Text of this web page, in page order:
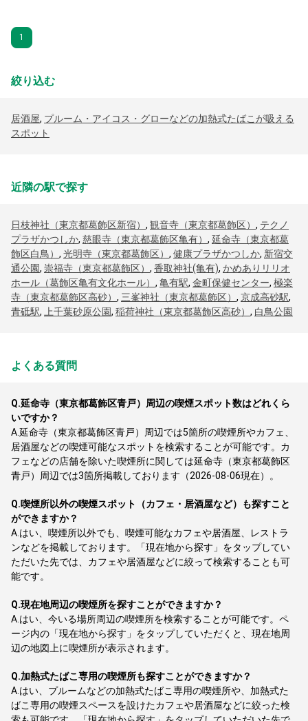
1
絞り込む
居酒屋, プルーム・アイコス・グローなどの加熱式たばこが吸える
スポット
近隣の駅で探す
日枝神社（東京都葛飾区新宿） , 観音寺（東京都葛飾区） , テクノ
プラザかつしか, 慈眼寺（東京都葛飾区亀有） , 延命寺（東京都葛
飾区白鳥） , 光明寺（東京都葛飾区） , 健康プラザかつしか, 新宿交
通公園, 崇福寺（東京都葛飾区） , 香取神社(亀有), かめありリリオ
ホール（葛飾区亀有文化ホール） , 亀有駅, 金町保健センター, 極楽
寺（東京都葛飾区高砂） , 三峯神社（東京都葛飾区） , 京成高砂駅,
青砥駅, 上千葉砂原公園, 稲荷神社（東京都葛飾区高砂） , 白鳥公園
よくある質問
Q.延命寺（東京都葛飾区青戸）周辺の喫煙スポット数はどれくら
いですか？
A.延命寺（東京都葛飾区青戸）周辺では5箇所の喫煙所やカフェ、
居酒屋などの喫煙可能なスポットを検索することが可能です。カ
フェなどの店舗を除いた喫煙所に関しては延命寺（東京都葛飾区
青戸）周辺では3箇所掲載しております（2026-08-06現在）。
Q.喫煙所以外の喫煙スポット（カフェ・居酒屋など）も探すこと
ができますか？
A. はい、喫煙所以外でも、喫煙可能なカフェや居酒屋、レストラ
ンなどを掲載しております。「現在地から探す」をタップしてい
ただいた先では、カフェや居酒屋などに絞って検索することも可
能です。
Q.現在地周辺の喫煙所を探すことができますか？
A. はい、今いる場所周辺の喫煙所を検索することが可能です。ペ
ージ内の「現在地から探す」をタップしていただくと、現在地周
辺の地図上に喫煙所が表示されます。
Q.加熱式たばこ専用の喫煙所も探すことができますか？
A. はい、プルームなどの加熱式たばこ専用の喫煙所や、加熱式た
ばこ専用の喫煙スペースを設けたカフェや居酒屋などに絞った検